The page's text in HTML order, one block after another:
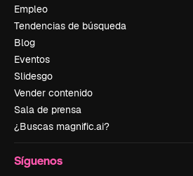
Empleo
Tendencias de búsqueda
Blog
Eventos
Slidesgo
Vender contenido
Sala de prensa
¿Buscas magnific.ai?
Síguenos